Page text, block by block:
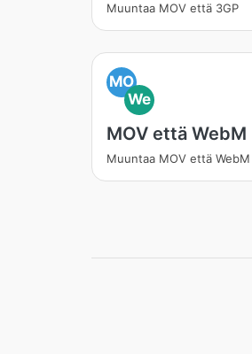
Muuntaa MOV että 3GP
MO
We
MOV että WebM
Muuntaa MOV että WebM